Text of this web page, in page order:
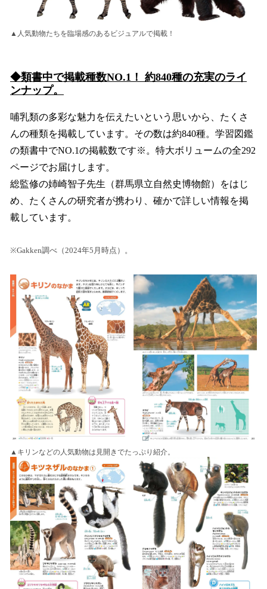
▲人気動物たちを臨場感のあるビジュアルで掲載！
◆類書中で掲載種数NO.1！ 約840種の充実のライ
ンナップ。
哺乳類の多彩な魅力を伝えたいという思いから、たくさ
んの種類を掲載しています。その数は約840種。学習図鑑
の類書中でNO.1の掲載数です※。特大ボリュームの全292
ページでお届けします。
総監修の姉崎智子先生（群馬県立自然史博物館）をはじ
め、たくさんの研究者が携わり、確かで詳しい情報を掲
載しています。
※Gakken調べ（2024年5月時点）。
▲キリンなどの人気動物は見開きでたっぷり紹介。